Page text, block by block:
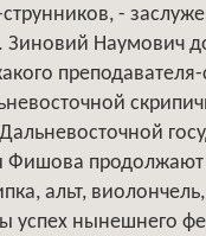
-
Наумович
Фишова
альт,
нынешнего